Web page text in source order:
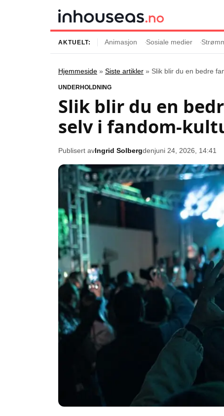
Innhold
Siste artikler
Film og serier
Popkultur
TV og streaming
Underholdning
Kjendiser
Strømmetjenester
TV-serier
Internettkultur
Gaming
AKTUELT: Animasjon Sosiale medier
Hjemmeside » Siste artikler » Slik blir du en bedre
UNDERHOLDNING
Slik blir du en
selv i fandom-
Publisert avIngrid Solbergdenjuni 24, 2026, 14:41